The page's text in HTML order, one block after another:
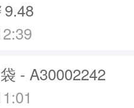
- A30002242